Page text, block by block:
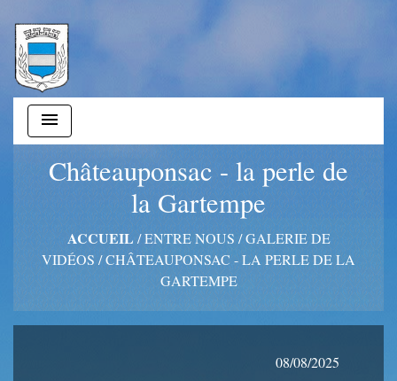
menu
Châteauponsac - la perle de
la Gartempe
ACCUEIL /ENTRE NOUS /GALERIE DE
VIDÉOS /CHÂTEAUPONSAC - LA PERLE DE LA
GARTEMPE
08/08/2025